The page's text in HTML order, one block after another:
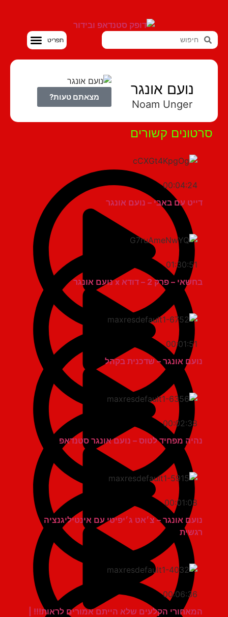
נועם אונגר
Noam Unger
מצאתם טעות?
קשורים
00:04:24
דייט עם באבי – נועם אונגר
01:30:51
בחשאי – פרק 2 – דודא x נועם אונגר
00:01:51
נועם אונגר – שדכנית בקהל
00:02:38
נהיה מפחיד לטוס – נועם אונגר סטנדאפ
00:01:08
נועם אונגר – צ׳אט ג׳יפיטי עם אינטיליגנציה
00:06:36
המאחורי הקלעים שלא הייתם אמורים לראות!!! |